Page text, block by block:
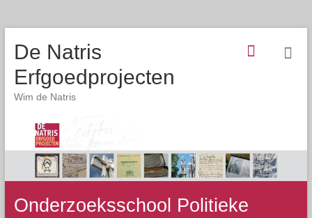
De Natris
Erfgoedprojecten
Wim de Natris
Onderzoeksschool Politieke